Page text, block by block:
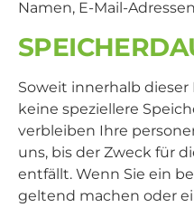
Namen, E-Mail-
Soweit innerhalb
keine speziellere
verbleiben Ihre
uns, bis der Zweck für
entfällt. Wenn Sie ein
geltend machen oder